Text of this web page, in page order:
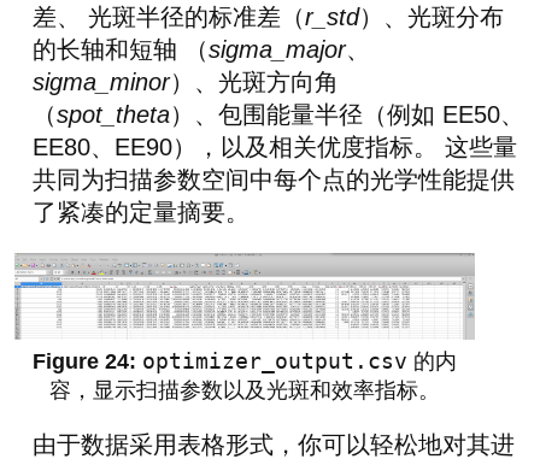
差、 光斑半径的标准差（r_std）、光斑分布
的长轴和短轴 （sigma_major、
sigma_minor）、光斑方向角
（spot_theta）、包围能量半径（例如 EE50、
EE80、EE90），以及相关优度指标。 这些量
共同为扫描参数空间中每个点的光学性能提供
了紧凑的定量摘要。
optimizer_output.csv 的内
容，显示扫描参数以及光斑和效率指标。
由于数据采用表格形式，你可以轻松地对其进